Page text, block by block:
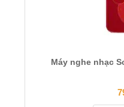
Máy nghe nhạc